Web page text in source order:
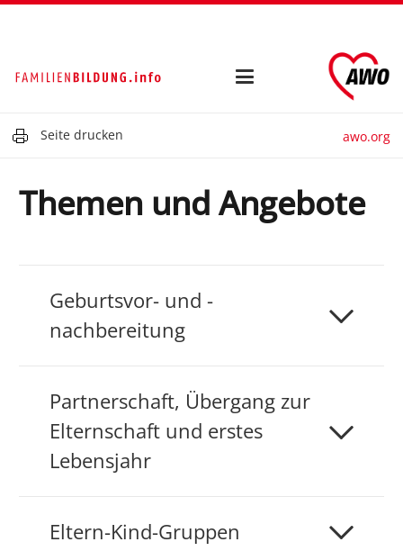
Seite drucken awo.org
Themen und Angebote
Geburtsvor- und -
nachbereitung
Partnerschaft, Übergang zur
Elternschaft und erstes
Lebensjahr
Eltern-Kind-Gruppen